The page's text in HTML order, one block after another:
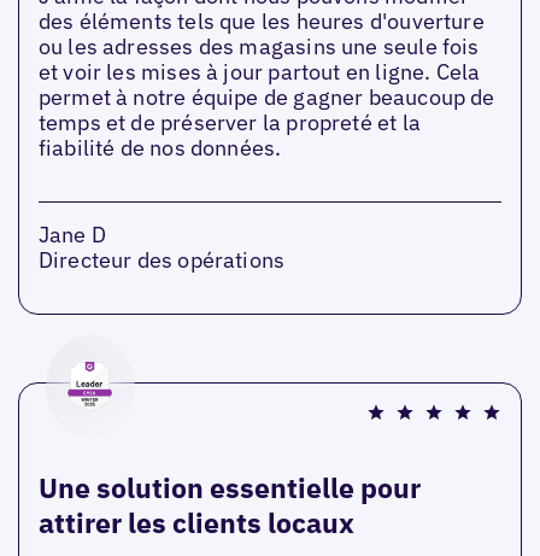
des éléments tels que les heures d'ouverture
ou les adresses des magasins une seule fois
et voir les mises à jour partout en ligne. Cela
permet à notre équipe de gagner beaucoup de
temps et de préserver la propreté et la
fiabilité de nos données.
Jane D
Directeur des opérations
Une solution essentielle pour
attirer les clients locaux